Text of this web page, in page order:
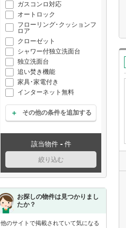
ガスコンロ対応
オートロック
フローリング･クッションフ
ロア
クローゼット
シャワー付独立洗面台
独立洗面台
追い焚き機能
家具･家電付き
インターネット無料
その他の条件を追加する
該当物件 - 件
絞り込む
お探しの物件は見つかりまし
たか？
他のサイトで掲載されていて気になる